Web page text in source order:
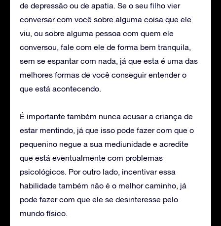
de depressão ou de apatia. Se o seu filho vier
conversar com você sobre alguma coisa que ele
viu, ou sobre alguma pessoa com quem ele
conversou, fale com ele de forma bem tranquila,
sem se espantar com nada, já que esta é uma das
melhores formas de você conseguir entender o
que está acontecendo.
É importante também nunca acusar a criança de
estar mentindo, já que isso pode fazer com que o
pequenino negue a sua mediunidade e acredite
que está eventualmente com problemas
psicológicos. Por outro lado, incentivar essa
habilidade também não é o melhor caminho, já
pode fazer com que ele se desinteresse pelo
mundo físico.